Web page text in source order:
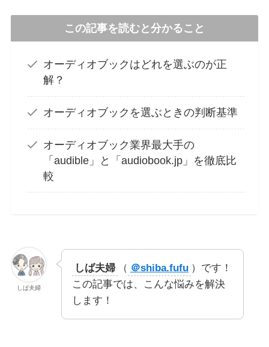
この記事を読むと分かること
オーディオブックはどれを選ぶのが正
解？
オーディオブックを選ぶときの判断基準
オーディオブック業界最大手の
「audible」と「audiobook.jp」を徹底比
較
しば夫婦
しば夫婦 （ ＠shiba.fufu ）です！
この記事では、こんな悩みを解決
します！